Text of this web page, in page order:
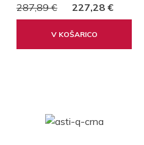
287,89 € 227,28 €
V KOŠARICO